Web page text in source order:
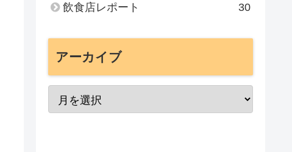
飲食店レポート 30
アーカイブ